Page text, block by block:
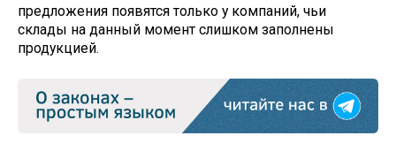
предложения появятся только у компаний, чьи
склады на данный момент слишком заполнены
продукцией.